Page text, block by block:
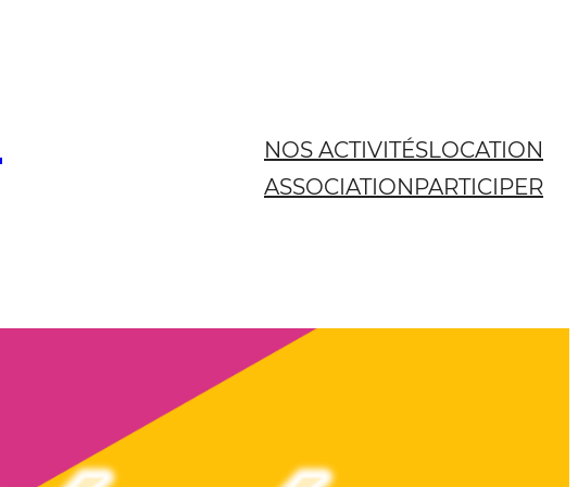
NOS ACTIVITÉSLOCATION
ASSOCIATIONPARTICIPER